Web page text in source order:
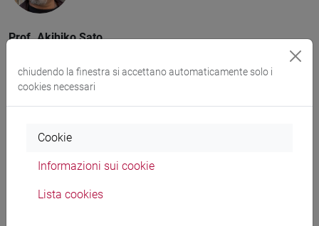
Prof.Akihiko Sato
Kwansei Gakuin University [ENG]
Profilo accademico del prof. Akihiko
chiudendo la finestra si accettano automaticamente solo i
cookies necessari
Cookie
Informazioni sui cookie
Lista cookies